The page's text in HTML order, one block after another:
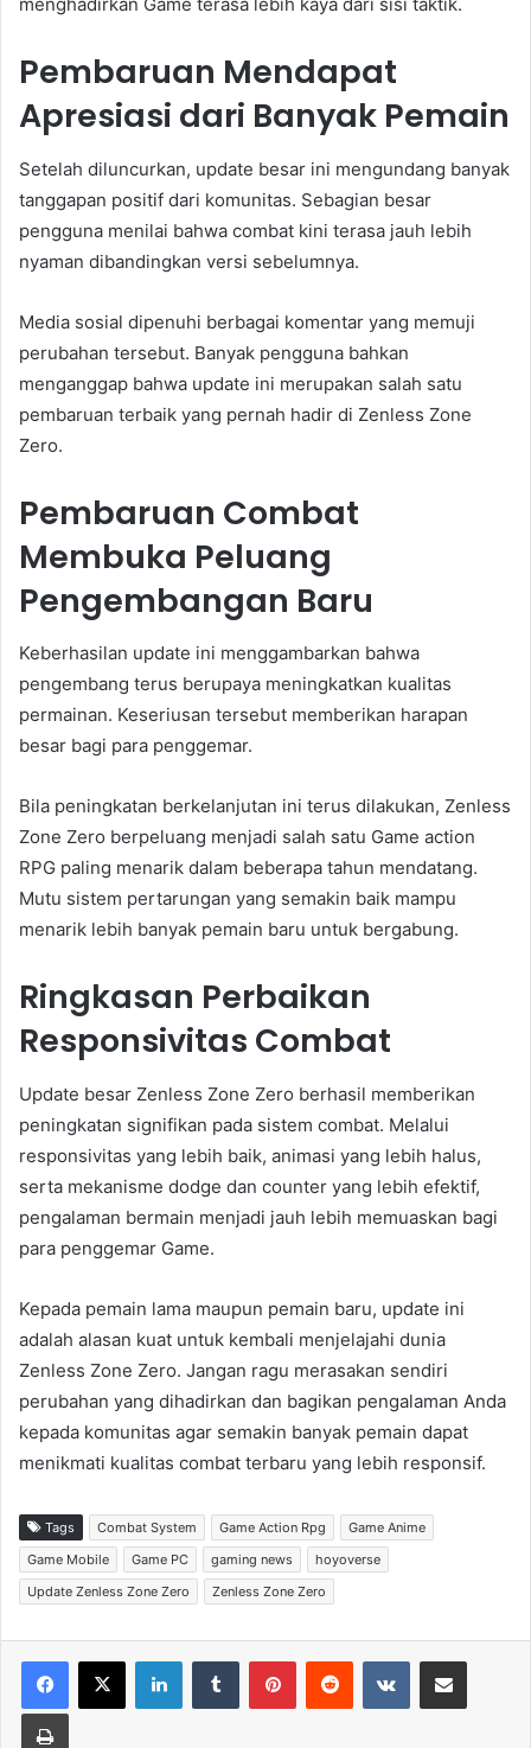
menghadirkan Game terasa lebih kaya dari sisi taktik.
Pembaruan Mendapat
Apresiasi dari Banyak Pemain
Setelah diluncurkan, update besar ini mengundang banyak
tanggapan positif dari komunitas. Sebagian besar
pengguna menilai bahwa combat kini terasa jauh lebih
nyaman dibandingkan versi sebelumnya.
Media sosial dipenuhi berbagai komentar yang memuji
perubahan tersebut. Banyak pengguna bahkan
menganggap bahwa update ini merupakan salah satu
pembaruan terbaik yang pernah hadir di Zenless Zone
Zero.
Pembaruan Combat
Membuka Peluang
Pengembangan Baru
Keberhasilan update ini menggambarkan bahwa
pengembang terus berupaya meningkatkan kualitas
permainan. Keseriusan tersebut memberikan harapan
besar bagi para penggemar.
Bila peningkatan berkelanjutan ini terus dilakukan, Zenless
Zone Zero berpeluang menjadi salah satu Game action
RPG paling menarik dalam beberapa tahun mendatang.
Mutu sistem pertarungan yang semakin baik mampu
menarik lebih banyak pemain baru untuk bergabung.
Ringkasan Perbaikan
Responsivitas Combat
Update besar Zenless Zone Zero berhasil memberikan
peningkatan signifikan pada sistem combat. Melalui
responsivitas yang lebih baik, animasi yang lebih halus,
serta mekanisme dodge dan counter yang lebih efektif,
pengalaman bermain menjadi jauh lebih memuaskan bagi
para penggemar Game.
Kepada pemain lama maupun pemain baru, update ini
adalah alasan kuat untuk kembali menjelajahi dunia
Zenless Zone Zero. Jangan ragu merasakan sendiri
perubahan yang dihadirkan dan bagikan pengalaman Anda
kepada komunitas agar semakin banyak pemain dapat
menikmati kualitas combat terbaru yang lebih responsif.
Tags Combat System Game Action Rpg
Game Anime
Game Mobile
Game PC gaming news
hoyoverse
Update Zenless Zone Zero
Zenless Zone Zero